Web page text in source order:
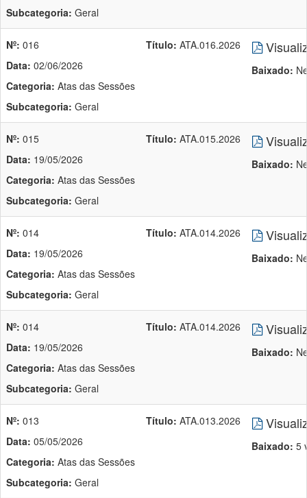
Subcategoria: Geral
Nº: 016
Data: 02/06/2026
Categoria: Atas das Sessões
Subcategoria: Geral
Título: ATA.016.2026
Baixado:
Nº: 015
Data: 19/05/2026
Categoria: Atas das Sessões
Subcategoria: Geral
Título: ATA.015.2026
Baixado:
Nº: 014
Data: 19/05/2026
Categoria: Atas das Sessões
Subcategoria: Geral
Título: ATA.014.2026
Baixado:
Nº: 014
Data: 19/05/2026
Categoria: Atas das Sessões
Subcategoria: Geral
Título: ATA.014.2026
Baixado:
Nº: 013
Data: 05/05/2026
Categoria: Atas das Sessões
Subcategoria: Geral
Título: ATA.013.2026
Baixado: 5